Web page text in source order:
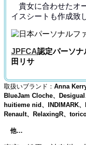
貴女に合わせたオ
イス シートも作成致
JPFCA認定パーソ
田リサ
取扱いブランド： Anna
BlueJam Cloche、Desigual
huitieme nid、INDIMARK
Renault、RelaxingR、
他…